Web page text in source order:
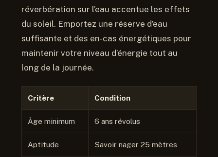
réverbération sur l’eau accentue les effets
du soleil. Emportez une réserve d’eau
suffisante et des en-cas énergétiques pour
maintenir votre niveau d’énergie tout au
long de la journée.
Critère Condition
Âge minimum 6 ans révolus
Aptitude Savoir nager 25 mètres